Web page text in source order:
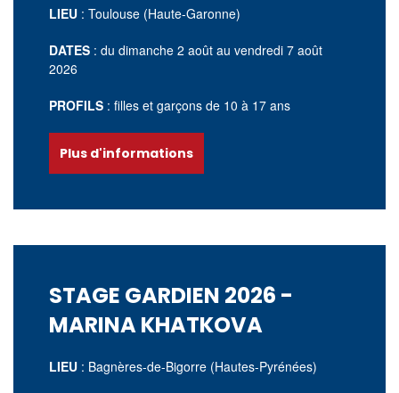
LIEU : Toulouse (Haute-Garonne)
DATES : du dimanche 2 août au vendredi 7 août
2026
PROFILS : filles et garçons de 10 à 17 ans
Plus d'informations
STAGE GARDIEN 2026 -
MARINA KHATKOVA
LIEU : Bagnères-de-Bigorre (Hautes-Pyrénées)